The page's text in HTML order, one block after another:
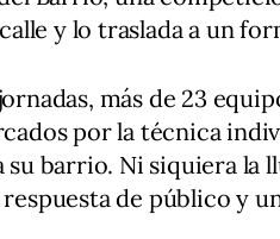
y lo traslada a un
más de 23
por la técnica
su barrio. Ni siquiera la
de público y